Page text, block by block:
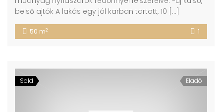
belső ajtók A lakás egy jól karban tartott, 10 […]
50 m2 1
Sold Eladó